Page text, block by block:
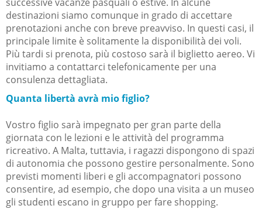
destinazioni siamo comunque in grado di accettare
prenotazioni anche con breve preavviso. In questi casi, il
principale limite è solitamente la disponibilità dei voli.
Più tardi si prenota, più costoso sarà il biglietto aereo. Vi
invitiamo a contattarci telefonicamente per una
consulenza dettagliata.
Quanta libertà avrà mio figlio?
Vostro figlio sarà impegnato per gran parte della
giornata con le lezioni e le attività del programma
ricreativo. A Malta, tuttavia, i ragazzi dispongono di spazi
di autonomia che possono gestire personalmente. Sono
previsti momenti liberi e gli accompagnatori possono
consentire, ad esempio, che dopo una visita a un museo
gli studenti escano in gruppo per fare shopping.